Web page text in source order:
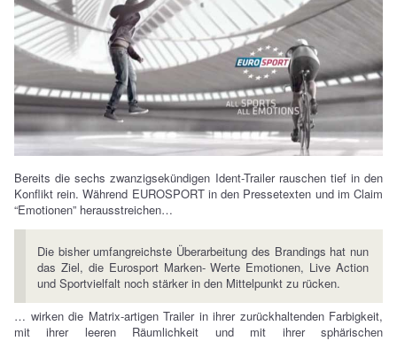
Bereits die sechs zwanzigsekündigen Ident-Trailer rauschen tief in den
Konflikt rein. Während EUROSPORT in den Pressetexten und im Claim
“Emotionen” herausstreichen…
Die bisher umfangreichste Überarbeitung des Brandings hat nun
das Ziel, die Eurosport Marken- Werte Emotionen, Live Action
und Sportvielfalt noch stärker in den Mittelpunkt zu rücken.
… wirken die Matrix-artigen Trailer in ihrer zurückhaltenden Farbigkeit,
mit ihrer leeren Räumlichkeit und mit ihrer sphärischen